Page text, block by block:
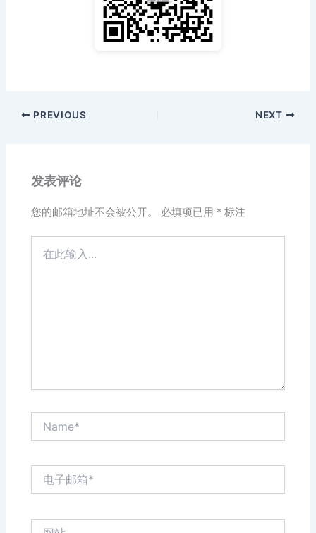
PREVIOUS NEXT
发表评论
您的邮箱地址不会被公开。 必填项已用 * 标注